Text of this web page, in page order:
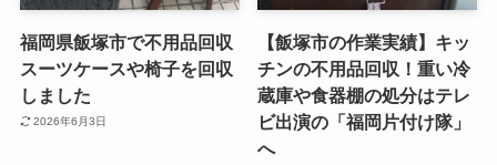
福岡県飯塚市で不用品回収
スーツケースや椅子を回収
しました
2026年6月3日
【飯塚市の作業実績】キッ
チンの不用品回収！重い冷
蔵庫や食器棚の処分はテレ
ビ出演の「福岡片付け隊」
へ